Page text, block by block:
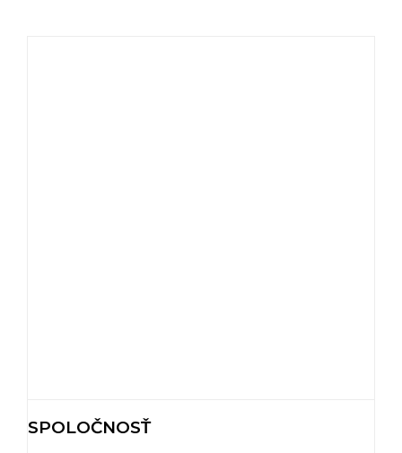
SPOLOČNOSŤ